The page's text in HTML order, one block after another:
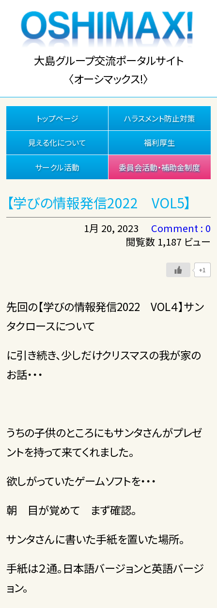
大島グループ交流ポータルサイト
〈オーシマックス!〉
トップページ ハラスメント防止対策
見える化について 福利厚生
サークル活動 委員会活動・補助金制度
【学びの情報発信2022 VOL5】
1月 20, 2023
Comment : 0
閲覧数 1,187 ビュー
+1
先回の【学びの情報発信2022 VOL４】サン
タクロースについて
に引き続き、少しだけクリスマスの我が家の
お話・・・
うちの子供のところにもサンタさんがプレゼ
ントを持って来てくれました。
欲しがっていたゲームソフトを・・・
朝 目が覚めて まず確認。
サンタさんに書いた手紙を置いた場所。
手紙は２通。日本語バージョンと英語バージ
ョン。